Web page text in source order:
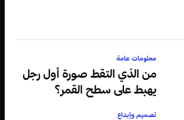
معلومات عامة
من الذي التقط صورة أول رجل
يهبط على سطح القمر؟
تصميم وإبداع